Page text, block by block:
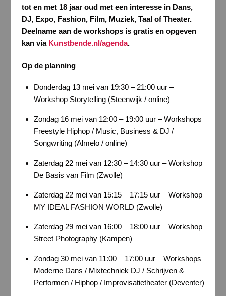
tot en met 18 jaar oud met een interesse in Dans,
DJ, Expo, Fashion, Film, Muziek, Taal of Theater.
Deelname aan de workshops is gratis en opgeven
kan via Kunstbende.nl/agenda.
Op de planning
Donderdag 13 mei van 19:30 – 21:00 uur –
Workshop Storytelling (Steenwijk / online)
Zondag 16 mei van 12:00 – 19:00 uur – Workshops
Freestyle Hiphop / Music, Business & DJ /
Songwriting (Almelo / online)
Zaterdag 22 mei van 12:30 – 14:30 uur – Workshop
De Basis van Film (Zwolle)
Zaterdag 22 mei van 15:15 – 17:15 uur – Workshop
MY IDEAL FASHION WORLD (Zwolle)
Zaterdag 29 mei van 16:00 – 18:00 uur – Workshop
Street Photography (Kampen)
Zondag 30 mei van 11:00 – 17:00 uur – Workshops
Moderne Dans / Mixtechniek DJ / Schrijven &
Performen / Hiphop / Improvisatietheater (Deventer)